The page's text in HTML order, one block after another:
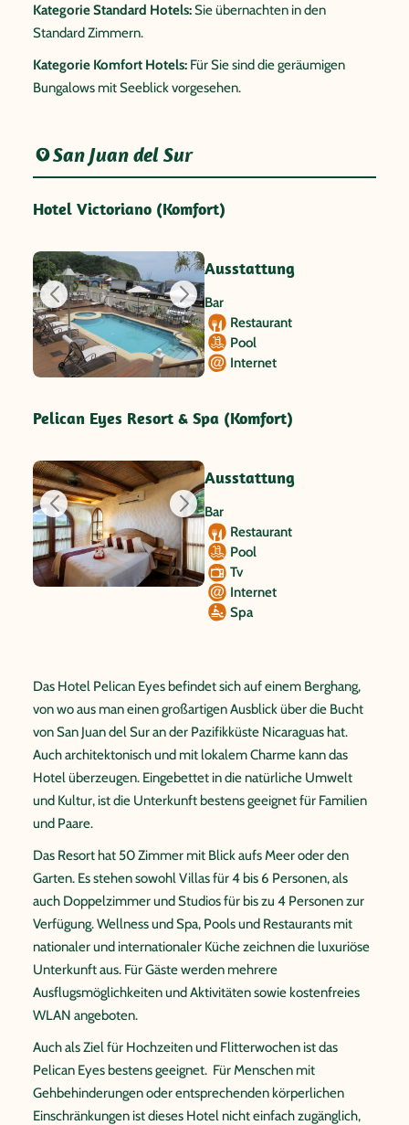
Kategorie Standard Hotels:Sie übernachten in den
Standard Zimmern.
Kategorie Komfort Hotels: Für Sie sind die geräumigen
Bungalows mit Seeblick vorgesehen.
San Juan del Sur
Hotel Victoriano (Komfort)
Ausstattung
Bar
Restaurant
Pool
Internet
Pelican Eyes Resort & Spa (Komfort)
Ausstattung
Bar
Restaurant
Pool
Tv
Internet
Spa
Das Hotel Pelican Eyes befindet sich auf einem Berghang,
von wo aus man einen großartigen Ausblick über die Bucht
von San Juan del Sur an der Pazifikküste Nicaraguas hat.
Auch architektonisch und mit lokalem Charme kann das
Hotel überzeugen. Eingebettet in die natürliche Umwelt
und Kultur, ist die Unterkunft bestens geeignet für Familien
und Paare.
Das Resort hat 50 Zimmer mit Blick aufs Meer oder den
Garten. Es stehen sowohl Villas für 4 bis 6 Personen, als
auch Doppelzimmer und Studios für bis zu 4 Personen zur
Verfügung. Wellness und Spa, Pools und Restaurants mit
nationaler und internationaler Küche zeichnen die luxuriöse
Unterkunft aus. Für Gäste werden mehrere
Ausflugsmöglichkeiten und Aktivitäten sowie kostenfreies
WLAN angeboten.
Auch als Ziel für Hochzeiten und Flitterwochen ist das
Pelican Eyes bestens geeignet. ​ Für Menschen mit
Gehbehinderungen oder entsprechenden körperlichen
Einschränkungen ist dieses Hotel nicht einfach zugänglich,